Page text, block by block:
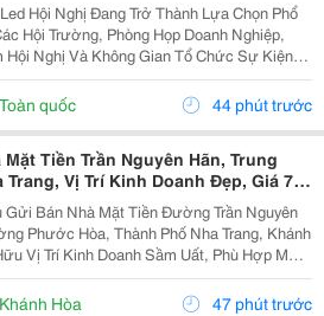
Hội Nghị Đang Trở Thành Lựa Chọn Phổ
Hội Trường, Phòng Họp Doanh Nghiệp,
Hội Nghị Và Không Gian Tổ Chức Sự Kiện
Hiển Thị Hình Ảnh Lớn, Rõ Nét Và Ổn
Tuy Nhiên, Để Lựa Chọn Được Hệ Thống...
Toàn quốc 44 phút trước
Mặt Tiền Trần Nguyên Hãn, Trung
Trang, Vị Trí Kinh Doanh Đẹp, Giá 7,4
Gửi Bán Nhà Mặt Tiền Đường Trần Nguyên
Phước Hòa, Thành Phố Nha Trang, Khánh
Vị Trí Kinh Doanh Sầm Uất, Phù Hợp Mở
Văn Phòng, Showroom Hoặc Đầu Tư Cho
Thuê Lâu Dài. Thông Tin Chi Tiết. - Địa Chỉ: Số...
Khánh Hòa 47 phút trước